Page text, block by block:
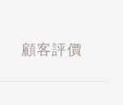
顧客評價